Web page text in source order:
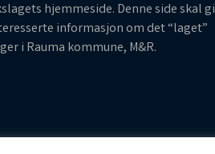
hjemmeside. Denne side skal gi
informasjon om det “laget”
i Rauma kommune, M&R.